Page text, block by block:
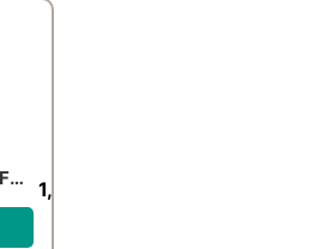
LEDNINGSFRI KAFFEKVÆRN MED BATTERI – KITCHENAID GO 1,299.00